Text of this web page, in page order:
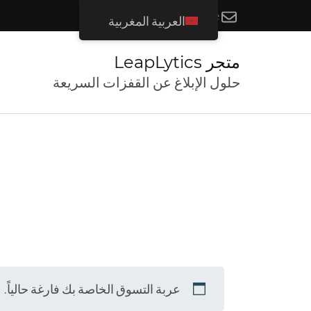
info@leaplytics.de
متجر LeapLytics
حلول الإبلاغ عن القفزات السريعة
عربة التسوق الخاصة بك فارغة حالياً.
العربية المغربية